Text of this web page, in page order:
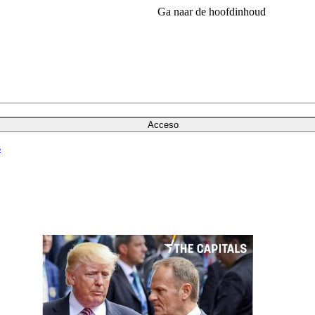
Ga naar de hoofdinhoud
Acceso